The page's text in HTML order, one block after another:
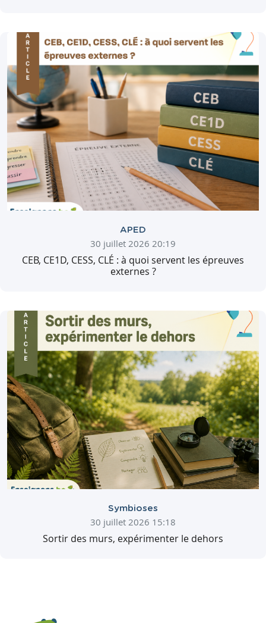
APED
30 juillet 2026 20:19
CEB, CE1D, CESS, CLÉ : à quoi servent les épreuves
externes ?
Symbioses
30 juillet 2026 15:18
Sortir des murs, expérimenter le dehors